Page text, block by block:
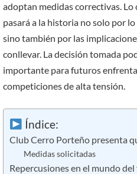
adoptan medidas correctivas. Lo
pasará a la historia no solo por
sino también por las
conllevar. La decisión tomada
importante para futuros
competiciones de alta tensión.
Índice:
Club Cerro Porteño presenta
Medidas solicitadas
Repercusiones en el mundo